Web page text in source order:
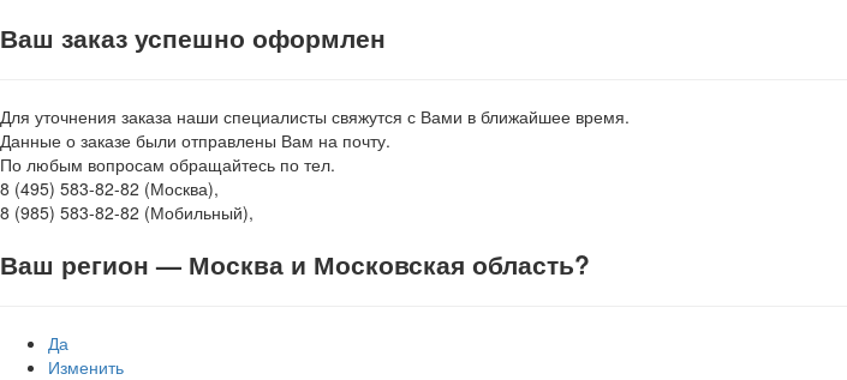
Ваш заказ успешно оформлен
Для уточнения заказа наши специалисты свяжутся с Вами в ближайшее время.
Данные о заказе были отправлены Вам на почту.
По любым вопросам обращайтесь по тел.
8 (495) 583-82-82 (Москва),
8 (985) 583-82-82 (Мобильный),
Ваш регион — Москва и Московская область?
Да
Изменить